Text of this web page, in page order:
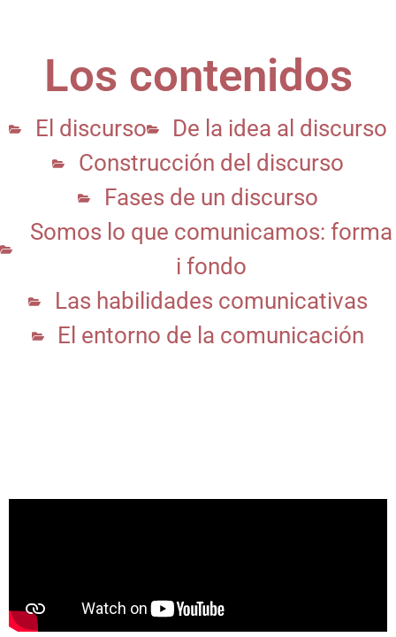
Los contenidos
El discurso
De la idea al discurso
Construcción del discurso
Fases de un discurso
Somos lo que comunicamos: forma
i fondo
Las habilidades comunicativas
El entorno de la comunicación